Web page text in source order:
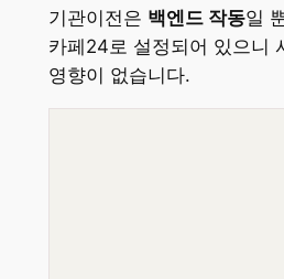
기관이전은 백엔드 작동일
카페24로 설정되어 있으니
영향이 없습니다.